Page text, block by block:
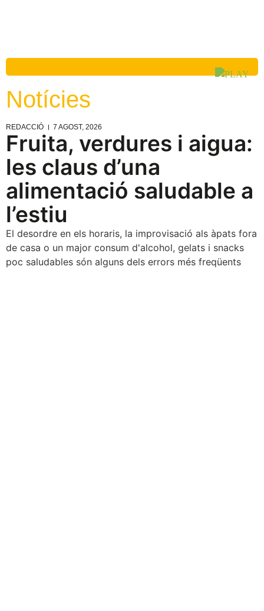
Notícies
REDACCIÓ 7 AGOST, 2026
Fruita, verdures i aigua:
les claus d’una
alimentació saludable a
l’estiu
El desordre en els horaris, la improvisació als àpats fora
de casa o un major consum d'alcohol, gelats i snacks
poc saludables són alguns dels errors més freqüents